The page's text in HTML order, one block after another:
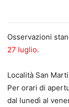
Osservazioni
27 luglio.
Località San
Per orari di
dal lunedì al